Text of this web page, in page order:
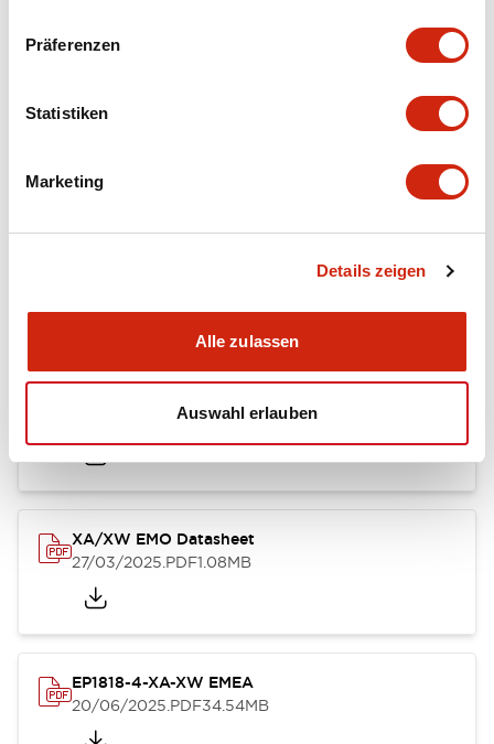
Präferenzen
Statistiken
Marketing
Details zeigen
Alle zulassen
Auswahl erlauben
X Series Datasheet
.PDF9.26MB
XA/XW EMO Datasheet
27/03/2025.PDF1.08MB
EP1818-4-XA-XW EMEA
20/06/2025.PDF34.54MB